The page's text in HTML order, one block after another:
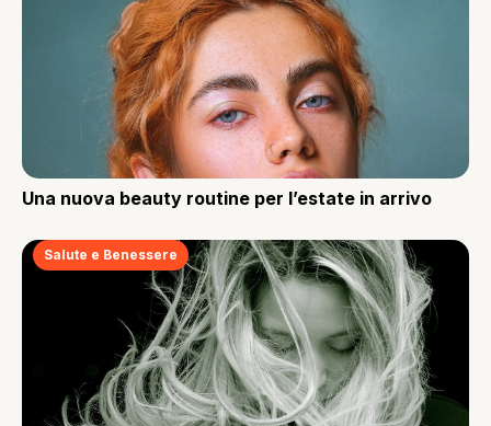
Una nuova beauty routine per l’estate in arrivo
Salute e Benessere